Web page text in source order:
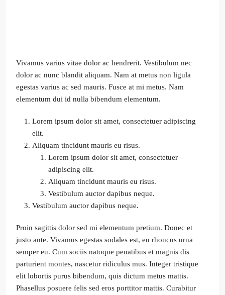
Vivamus varius vitae dolor ac hendrerit. Vestibulum nec
dolor ac nunc blandit aliquam. Nam at metus non ligula
egestas varius ac sed mauris. Fusce at mi metus. Nam
elementum dui id nulla bibendum elementum.
Lorem ipsum dolor sit amet, consectetuer adipiscing
elit.
Aliquam tincidunt mauris eu risus.
Lorem ipsum dolor sit amet, consectetuer
adipiscing elit.
Aliquam tincidunt mauris eu risus.
Vestibulum auctor dapibus neque.
Vestibulum auctor dapibus neque.
Proin sagittis dolor sed mi elementum pretium. Donec et
justo ante. Vivamus egestas sodales est, eu rhoncus urna
semper eu. Cum sociis natoque penatibus et magnis dis
parturient montes, nascetur ridiculus mus. Integer tristique
elit lobortis purus bibendum, quis dictum metus mattis.
Phasellus posuere felis sed eros porttitor mattis. Curabitur